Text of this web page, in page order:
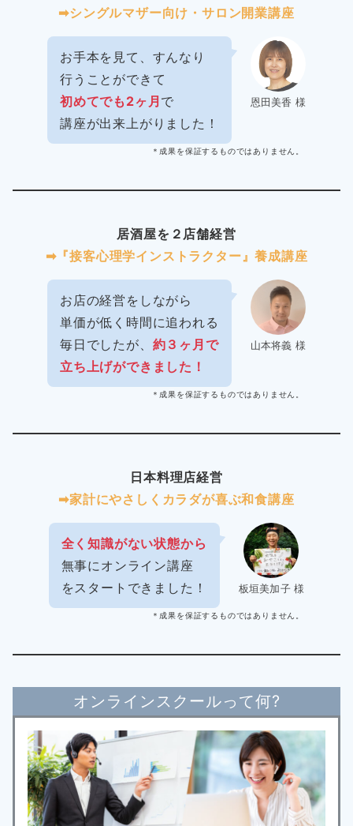
➡︎シングルマザー向け・サロン開業講座
恩田美香 様
お手本を見て、すんなり
行うことができて
初めてでも2ヶ月 で
講座が出来上がりました！
＊成果を保証するものではありません。
居酒屋を２店舗経営
➡︎『接客心理学インストラクター』養成講座
山本将義 様
お店の経営をしながら
単価が低く時間に追われる
毎日でしたが、 約３ヶ月で
立ち上げができました！
＊成果を保証するものではありません。
日本料理店経営
➡︎家計にやさしくカラダが喜ぶ和食講座
板垣美加子 様
全く知識がない状態から
無事にオンライン講座
をスタートできました！
＊成果を保証するものではありません。
オンラインスクールって何?